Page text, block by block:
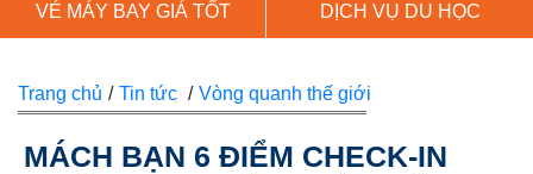
VÉ MÁY BAY GIÁ TỐT DỊCH VỤ DU HỌC
Trang chủ / Tin tức / Vòng quanh thế giới
MÁCH BẠN 6 ĐIỂM CHECK-IN